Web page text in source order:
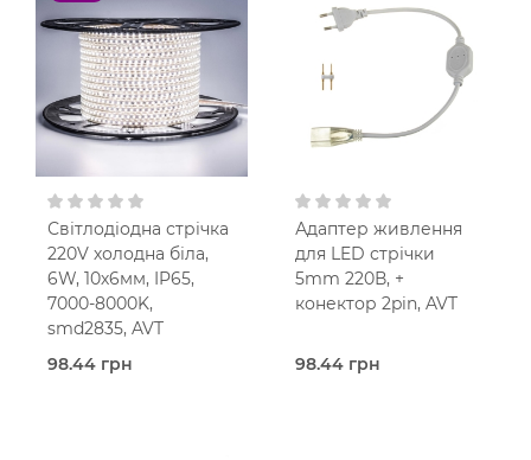
Світлодіодна стрічка
220V холодна біла,
6W, 10х6мм, IP65,
7000-8000K,
smd2835, AVT
98.44 грн
Адаптер живлення
для LED стрічки
5mm 220В, +
конектор 2pin, AVT
98.44 грн